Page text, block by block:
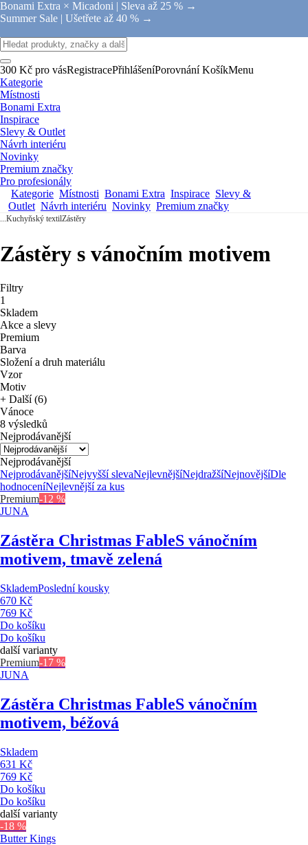
Bonami Extra × Micadoni | Sleva až 25 % →
Summer Sale | Ušetřete až 40 % →
300 Kč pro vásRegistracePřihlášeníPorovnání KošíkMenu
Kategorie
Místnosti
Bonami Extra
Inspirace
Slevy & Outlet
Návrh interiéru
Novinky
Premium značky
Pro profesionály
Kategorie Místnosti Bonami Extra Inspirace Slevy &
Outlet Návrh interiéru Novinky Premium značky
...Kuchyňský textilZástěry
Zástěry s vánočním motivem
Filtry
1
Skladem
Akce a slevy
Premium
Barva
Složení a druh materiálu
Vzor
Motiv
+ Další (6)
Vánoce
8 výsledků
Nejprodávanější
Nejprodávanější
NejprodávanějšíNejvyšší slevaNejlevnějšíNejdražšíNejnovějšíDle
hodnoceníNejlevnější za kus
Premium-12 %
JUNA
Zástěra Christmas FableS vánočním
motivem, tmavě zelená
SklademPoslední kousky
670 Kč
769 Kč
Do košíku
Do košíku
další varianty
Premium-17 %
JUNA
Zástěra Christmas FableS vánočním
motivem, béžová
Skladem
631 Kč
769 Kč
Do košíku
Do košíku
další varianty
-18 %
Butter Kings